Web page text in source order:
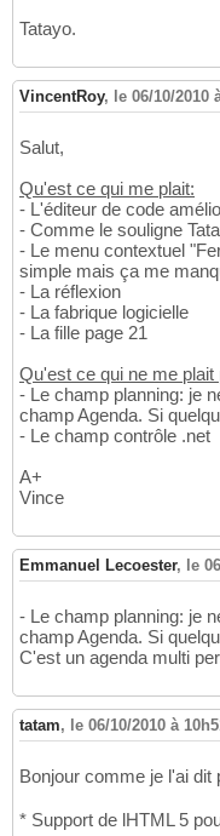
Tatayo.
VincentRoy, le 06/10/2010
Salut,
Qu'est ce qui me plait:
- L'éditeur de code
- Comme le souligne
- Le menu contextuel
simple mais ça me
- La réflexion
- La fabrique logicielle
- La fille page 21
Qu'est ce qui ne me plait
- Le champ planning: je
champ Agenda. Si
- Le champ contrôle .net
A+
Vince
Emmanuel Lecoester, le
- Le champ planning: je
champ Agenda. Si
C'est un agenda multi
tatam, le 06/10/2010 à
Bonjour comme je l'ai dit
* Support de lHTML 5